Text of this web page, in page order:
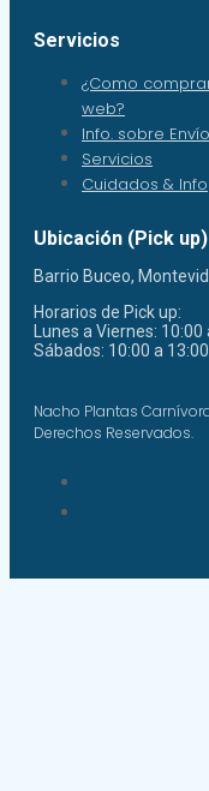
Servicios
¿Como
web?
Info. sobre
Servicios
Cuidados & Info
Ubicación (Pick up)
Barrio Buceo,
Horarios de Pick up:
Lunes a Viernes: 10:00
Sábados: 10:00 a
Nacho Plantas
Derechos Reservados.